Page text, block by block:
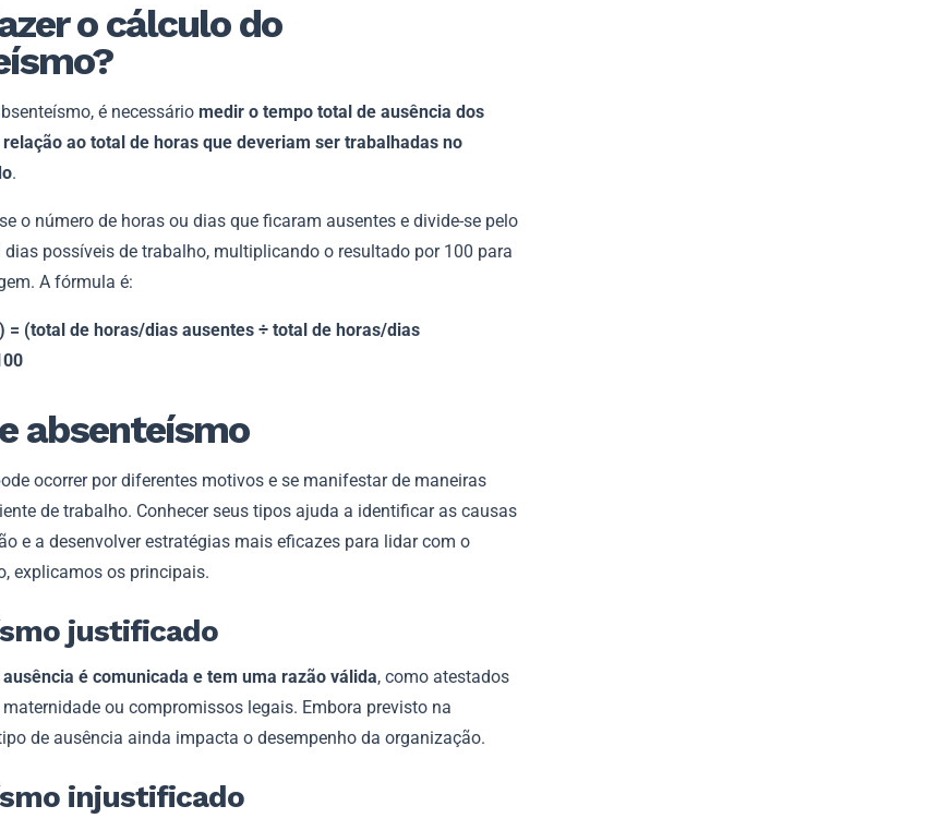
o cálculo do
é necessário medir o tempo total de ausência dos
ao total de horas que deveriam ser trabalhadas no
.
o número de horas ou dias que ficaram ausentes e divide-se pelo
possíveis de trabalho, multiplicando o resultado por 100 para
A fórmula é:
= (total de horas/dias ausentes ÷ total de horas/dias
absenteísmo
ocorrer por diferentes motivos e se manifestar de maneiras
de trabalho. Conhecer seus tipos ajuda a identificar as causas
e a desenvolver estratégias mais eficazes para lidar com o
explicamos os principais.
justificado
ausência é comunicada e tem uma razão válida, como atestados
ou compromissos legais. Embora previsto na
de ausência ainda impacta o desempenho da organização.
injustificado